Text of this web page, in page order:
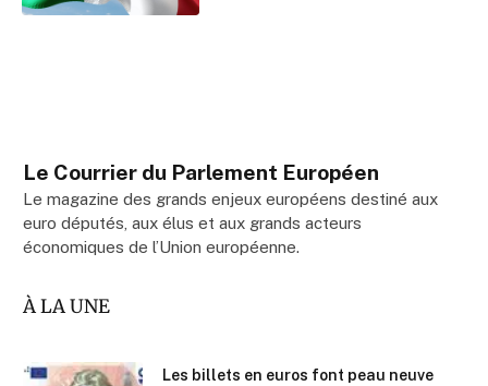
Le Courrier du Parlement Européen
Le magazine des grands enjeux européens destiné aux
euro députés, aux élus et aux grands acteurs
économiques de l’Union européenne.
À LA UNE
Les billets en euros font peau neuve